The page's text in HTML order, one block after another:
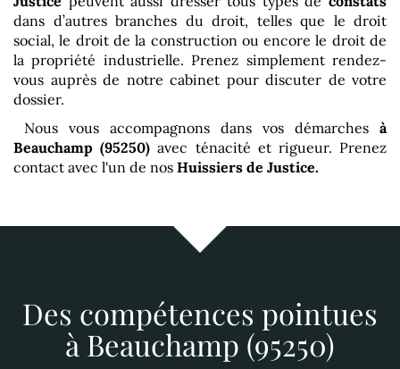
dans d’autres branches du droit, telles que le droit
social, le droit de la construction ou encore le droit de
la propriété industrielle. Prenez simplement rendez-
vous auprès de notre cabinet pour discuter de votre
dossier.
Nous vous accompagnons dans vos démarches à
Beauchamp (95250) avec ténacité et rigueur. Prenez
contact avec l'un de nos Huissiers de Justice.
Des compétences pointues
à Beauchamp (95250)